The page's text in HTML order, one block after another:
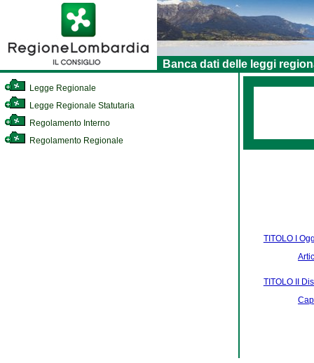
Banca dati delle leggi
Legge Regionale
Legge Regionale Statutaria
Regolamento Interno
Regolamento Regionale
TITOLO I
TITOLO II